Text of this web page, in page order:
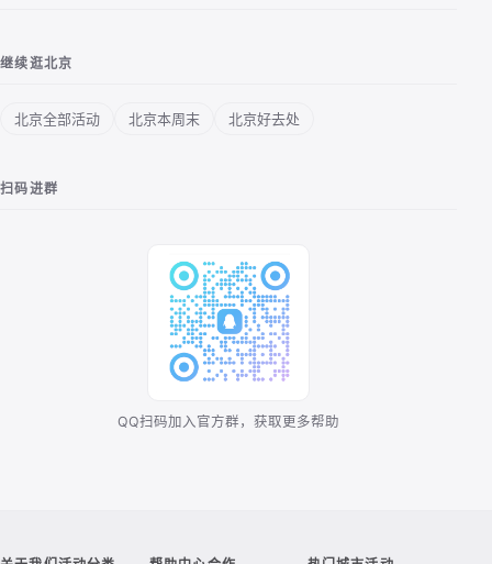
继续逛北京
北京全部活动 北京本周末 北京好去处
扫码进群
QQ扫码加入官方群，获取更多帮助